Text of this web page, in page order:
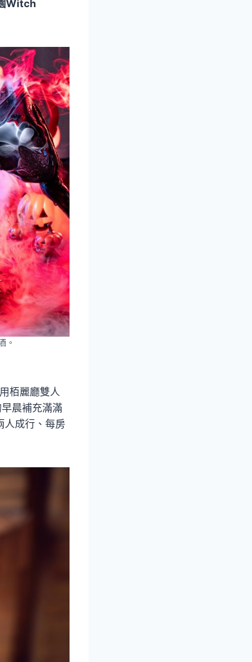
Witch
。
栢麗廳雙人
晨補充滿滿
人成行、每房